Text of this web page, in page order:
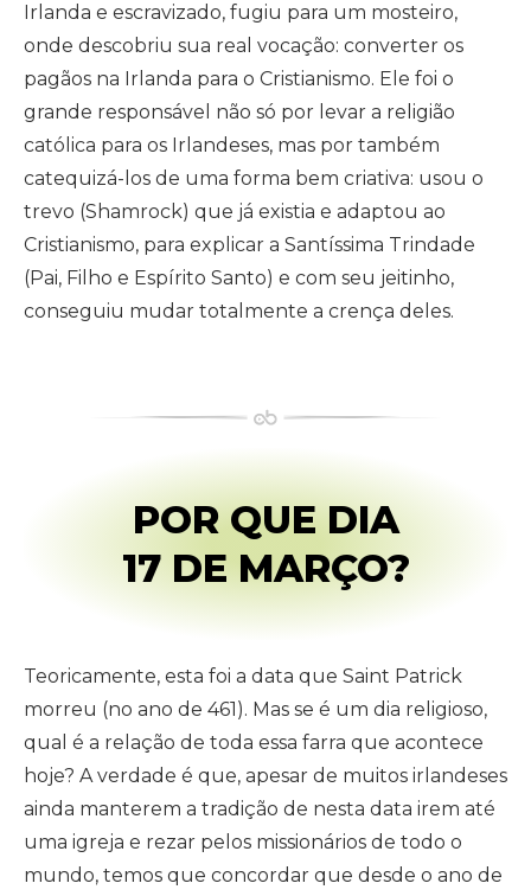
Irlanda e escravizado, fugiu para um mosteiro,
onde descobriu sua real vocação: converter os
pagãos na Irlanda para o Cristianismo. Ele foi o
grande responsável não só por levar a religião
católica para os Irlandeses, mas por também
catequizá-los de uma forma bem criativa: usou o
trevo (Shamrock) que já existia e adaptou ao
Cristianismo, para explicar a Santíssima Trindade
(Pai, Filho e Espírito Santo) e com seu jeitinho,
conseguiu mudar totalmente a crença deles.
POR QUE DIA
17 DE MARÇO?
Teoricamente, esta foi a data que Saint Patrick
morreu (no ano de 461). Mas se é um dia religioso,
qual é a relação de toda essa farra que acontece
hoje? A verdade é que, apesar de muitos irlandeses
ainda manterem a tradição de nesta data irem até
uma igreja e rezar pelos missionários de todo o
mundo, temos que concordar que desde o ano de